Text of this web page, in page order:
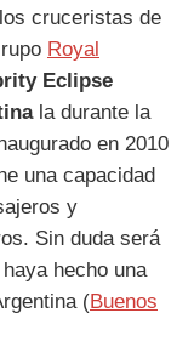
cruceristas de
Royal
Eclipse
la durante la
en 2010
una capacidad
y
Sin duda será
hecho una
(Buenos